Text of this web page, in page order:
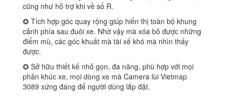
cũng như hỗ trợ khi về số R.
✪ Tích hợp góc quay rộng giúp hiển thị toàn bộ khung
cảnh phía sau đuôi xe. Nhờ vậy mà xóa bỏ được những
điểm mù, các góc khuất mà tài xế khó mà nhìn thấy
được.
✪ Sở hữu thiết kế nhỏ gọn, đa năng, phù hợp với mọi
phân khúc xe, mọi dòng xe mà Camera lùi Vietmap
3089 xứng đáng để người dùng lắp đặt.